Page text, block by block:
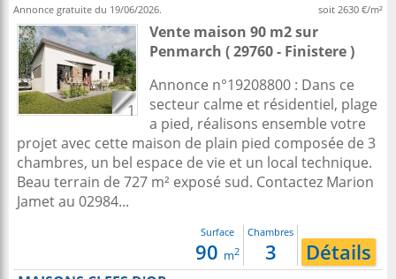
Annonce gratuite du 19/06/2026. soit 2630 €/m²
1
Vente maison 90 m2sur
Penmarch ( 29760 - Finistere )
Annonce n°19208800 : Dans ce
secteur calme et résidentiel, plage
a pied, réalisons ensemble votre
projet avec cette maison de plain pied composée de 3
chambres, un bel espace de vie et un local technique.
Beau terrain de 727 m² exposé sud. Contactez Marion
Jamet au 02984...
Surface
90 m2
Chambres
3 Détails